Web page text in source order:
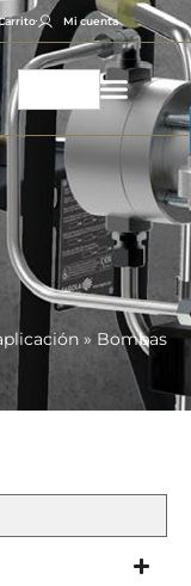
Mi cuenta
» Bombas